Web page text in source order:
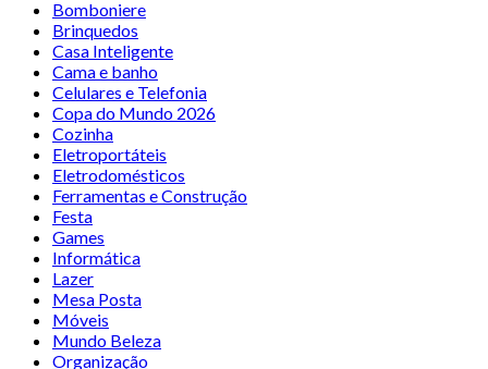
Bomboniere
Brinquedos
Casa Inteligente
Cama e banho
Celulares e Telefonia
Copa do Mundo 2026
Cozinha
Eletroportáteis
Eletrodomésticos
Ferramentas e Construção
Festa
Games
Informática
Lazer
Mesa Posta
Móveis
Mundo Beleza
Organização